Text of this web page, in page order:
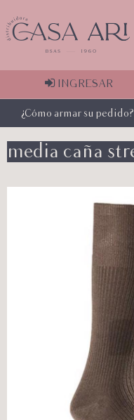
Casa Ari>
INGRESAR
¿Cómo armar su
media caña